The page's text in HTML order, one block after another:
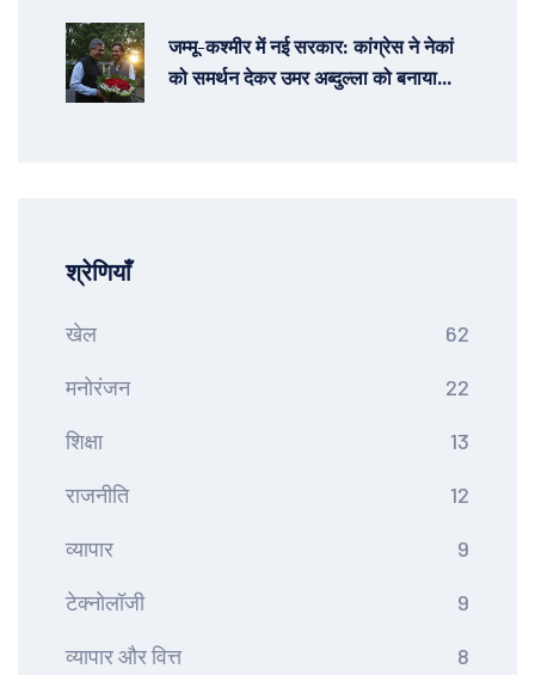
जम्मू-कश्मीर में नई सरकार: कांग्रेस ने नेकां
को समर्थन देकर उमर अब्दुल्ला को बनाया
श्रेणियाँ
खेल 62
मनोरंजन 22
शिक्षा 13
राजनीति 12
व्यापार 9
टेक्नोलॉजी 9
व्यापार और वित्त 8